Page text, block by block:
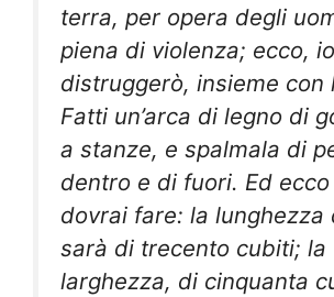
terra, per opera degli
piena di violenza; ecco,
distruggerò, insieme con
Fatti un’arca di legno di
a stanze, e spalmala di
dentro e di fuori. Ed
dovrai fare: la lunghezza
sarà di trecento cubiti; la
larghezza, di cinquanta